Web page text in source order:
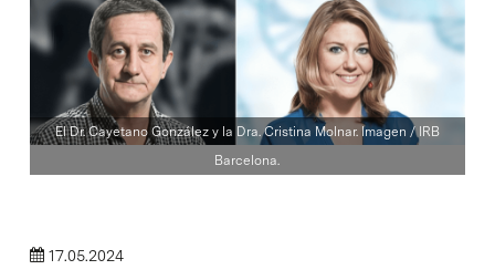
El Dr. Cayetano González y la Dra. Cristina Molnar. Imagen / IRB
Barcelona.
17.05.2024